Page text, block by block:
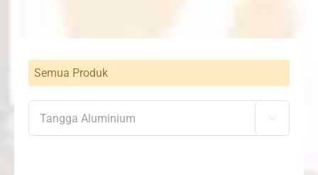
Semua Produk
